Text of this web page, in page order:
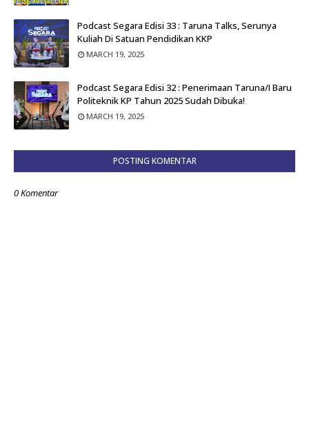
Podcast Segara Edisi 33 : Taruna Talks, Serunya
Kuliah Di Satuan Pendidikan KKP
MARCH 19, 2025
Podcast Segara Edisi 32 : Penerimaan Taruna/i Baru
Politeknik KP Tahun 2025 Sudah Dibuka!
MARCH 19, 2025
POSTING KOMENTAR
0 Komentar